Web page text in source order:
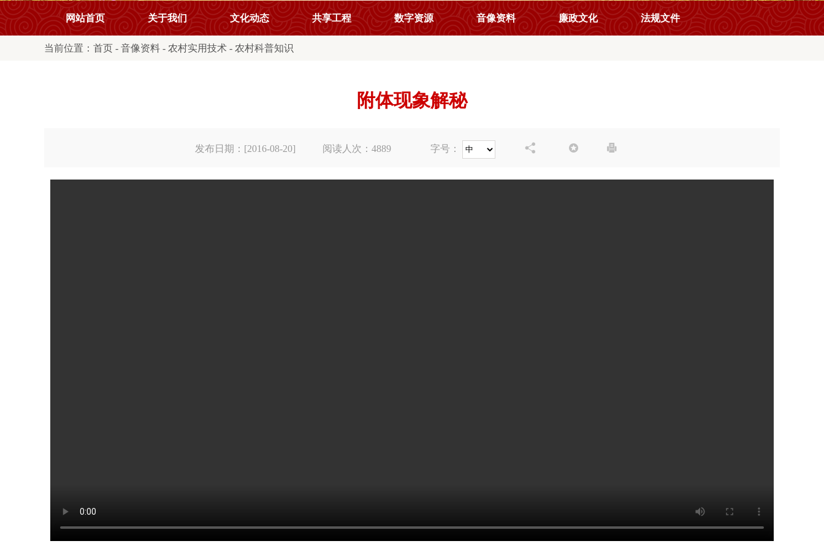
网站首页 关于我们 文化动态 共享工程 数字资源 音像资料 廉政文化 法规文件
当前位置： 首页 - 音像资料 - 农村实用技术 - 农村科普知识
附体现象解秘
发布日期：[2016-08-20] 阅读人次： 4889 字号：   